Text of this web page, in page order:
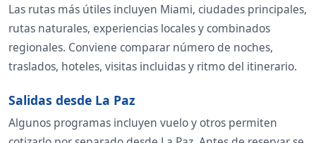
Las rutas más útiles incluyen Miami, ciudades principales,
rutas naturales, experiencias locales y combinados
regionales. Conviene comparar número de noches,
traslados, hoteles, visitas incluidas y ritmo del itinerario.
Salidas desde La Paz
Algunos programas incluyen vuelo y otros permiten